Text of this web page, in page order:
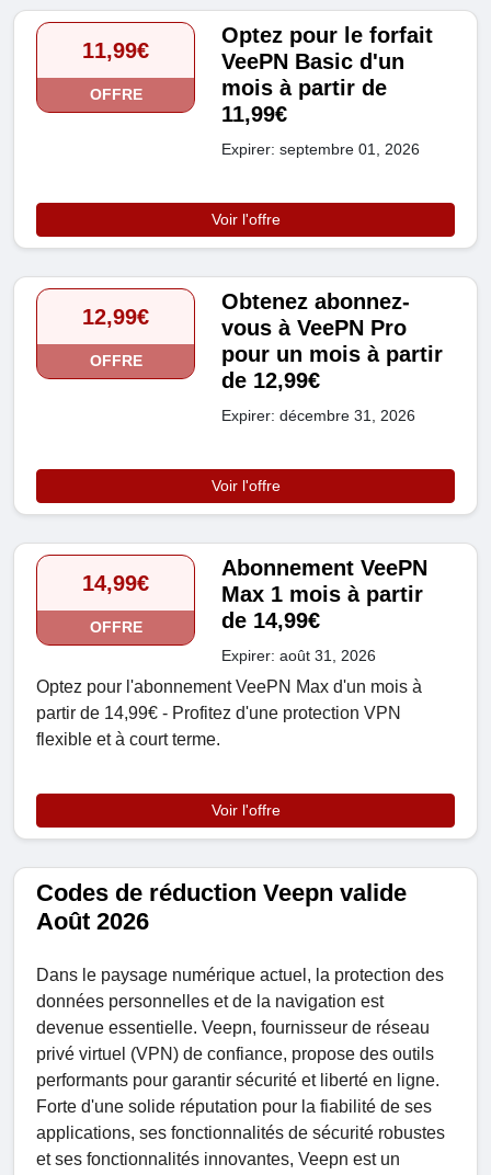
11,99€
OFFRE
Optez pour le forfait
VeePN Basic d'un
mois à partir de
11,99€
Expirer: septembre 01, 2026
Voir l'offre
12,99€
OFFRE
Obtenez abonnez-
vous à VeePN Pro
pour un mois à partir
de 12,99€
Expirer: décembre 31, 2026
Voir l'offre
14,99€
OFFRE
Abonnement VeePN
Max 1 mois à partir
de 14,99€
Expirer: août 31, 2026
Optez pour l'abonnement VeePN Max d'un mois à
partir de 14,99€ - Profitez d'une protection VPN
flexible et à court terme.
Voir l'offre
Codes de réduction Veepn valide
Août 2026
Dans le paysage numérique actuel, la protection des
données personnelles et de la navigation est
devenue essentielle. Veepn, fournisseur de réseau
privé virtuel (VPN) de confiance, propose des outils
performants pour garantir sécurité et liberté en ligne.
Forte d'une solide réputation pour la fiabilité de ses
applications, ses fonctionnalités de sécurité robustes
et ses fonctionnalités innovantes, Veepn est un